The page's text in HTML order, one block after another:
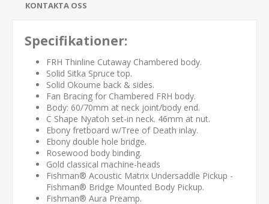
KONTAKTA OSS
Specifikationer:
FRH Thinline Cutaway Chambered body.
Solid Sitka Spruce top.
Solid Okoume back & sides.
Fan Bracing for Chambered FRH body.
Body: 60/70mm at neck joint/body end.
C Shape Nyatoh set-in neck. 46mm at nut.
Ebony fretboard w/Tree of Death inlay.
Ebony double hole bridge.
Rosewood body binding.
Gold classical machine-heads
Fishman® Acoustic Matrix Undersaddle Pickup -
Fishman® Bridge Mounted Body Pickup.
Fishman® Aura Preamp.